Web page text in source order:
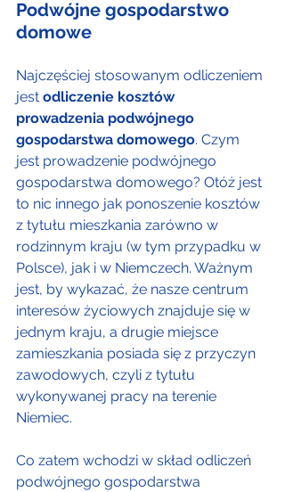
Podwójne gospodarstwo
domowe
Najczęściej stosowanym odliczeniem
jest odliczenie kosztów
prowadzenia podwójnego
gospodarstwa domowego. Czym
jest prowadzenie podwójnego
gospodarstwa domowego? Otóż jest
to nic innego jak ponoszenie kosztów
z tytułu mieszkania zarówno w
rodzinnym kraju (w tym przypadku w
Polsce), jak i w Niemczech. Ważnym
jest, by wykazać, że nasze centrum
interesów życiowych znajduje się w
jednym kraju, a drugie miejsce
zamieszkania posiada się z przyczyn
zawodowych, czyli z tytułu
wykonywanej pracy na terenie
Niemiec.
Co zatem wchodzi w skład odliczeń
podwójnego gospodarstwa